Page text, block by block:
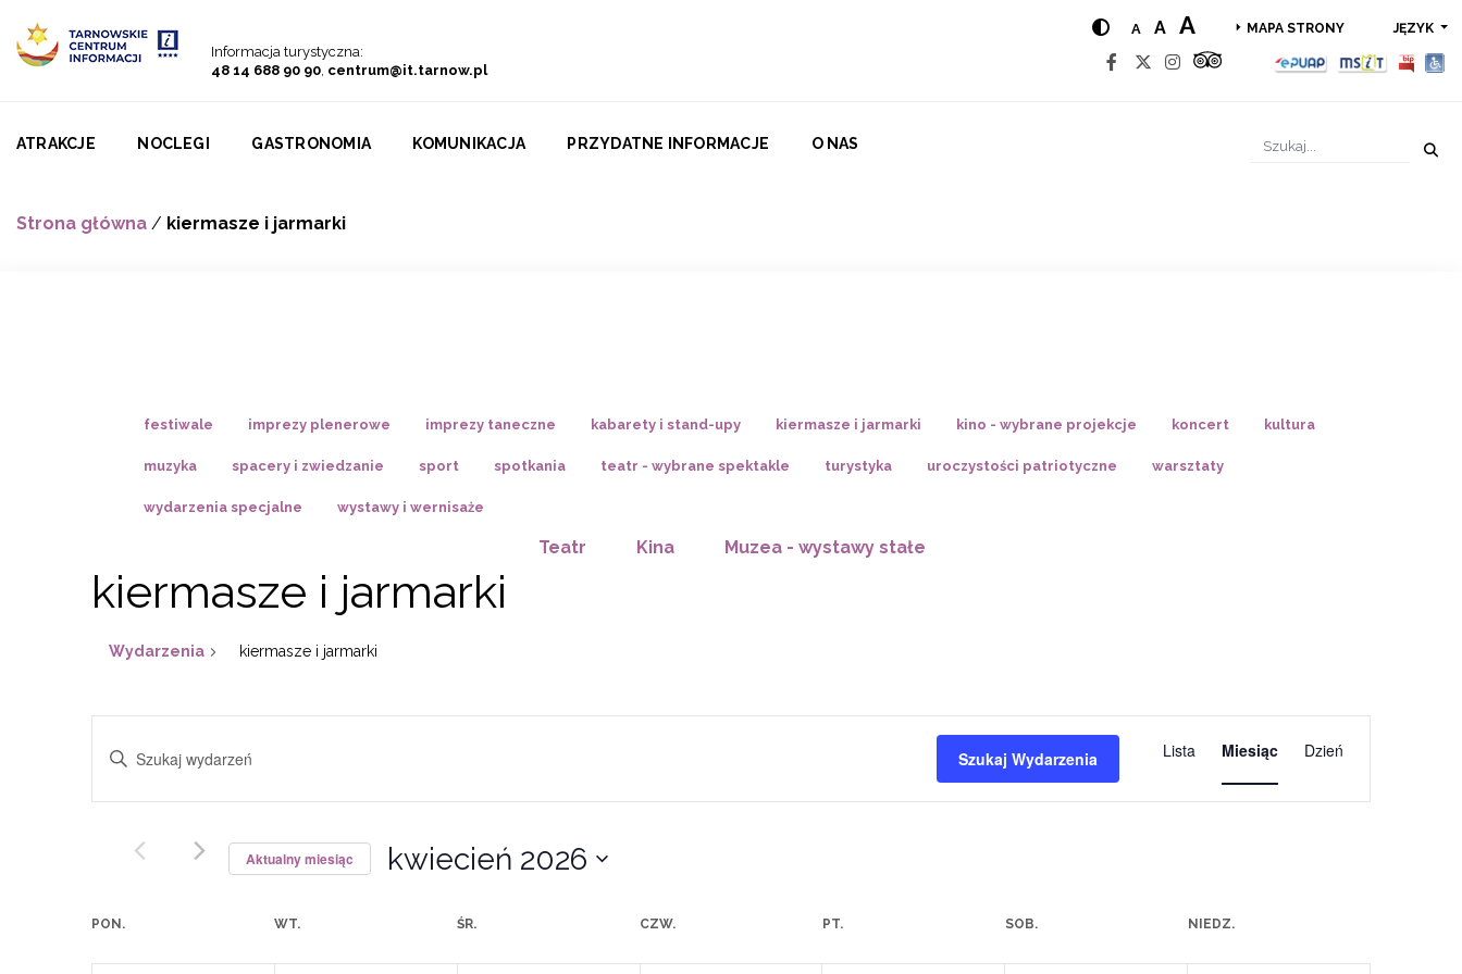
Informacja turystyczna:
48 14 688 90 90, centrum@it.tarnow.pl
A A A MAPA STRONY JĘZYK
ATRAKCJE NOCLEGI GASTRONOMIA KOMUNIKACJA PRZYDATNE INFORMACJE O NAS
Strona główna / kiermasze i jarmarki
festiwale imprezy plenerowe imprezy taneczne kabarety i stand-upy kiermasze i jarmarki kino - wybrane projekcje koncert kultura
muzyka spacery i zwiedzanie sport spotkania teatr - wybrane spektakle turystyka uroczystości patriotyczne warsztaty
wydarzenia specjalne wystawy i wernisaże
Teatr Kina Muzea - wystawy stałe
kiermasze i jarmarki
Wydarzenia kiermasze i jarmarki
Nawigacja
Wpisz
kluczowe.
Wydarzenia.
Szukaj Wydarzenia
Widoki
nawigacja
Lista Miesiąc Dzień
Aktualny miesiąc kwiecień 2026
Kalendarz
Wydarzenia
PON. WT. ŚR. CZW. PT. SOB. NIEDZ.